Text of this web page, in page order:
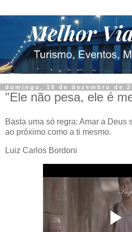
domingo, 18 de dezembro de
"Ele não pesa, ele é
Basta uma só regra: Amar a Deus
ao próximo como a ti mesmo.
Luiz Carlos Bordoni